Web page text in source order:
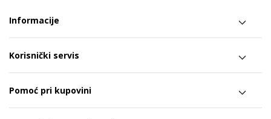
Informacije
Korisnički servis
Pomoć pri kupovini